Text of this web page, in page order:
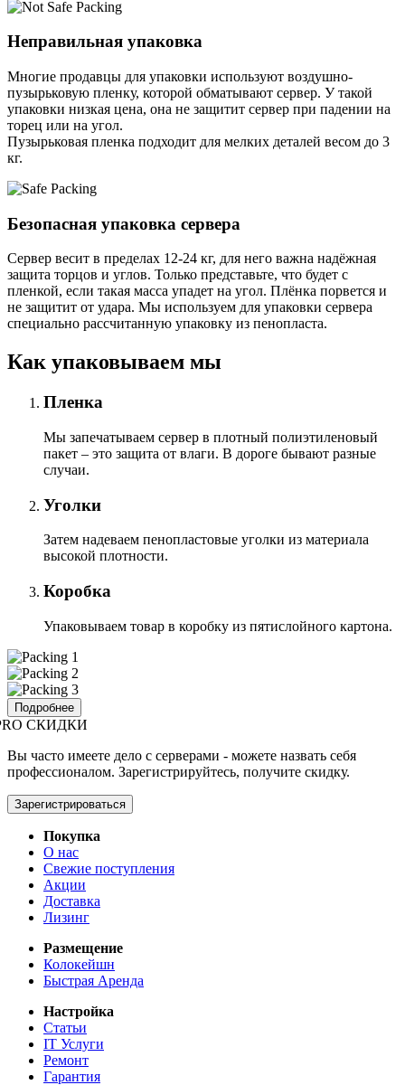
Неправильная упаковка
Многие продавцы для упаковки используют воздушно-
пузырьковую пленку, которой обматывают сервер. У такой
упаковки низкая цена, она не защитит сервер при падении на
торец или на угол.
Пузырьковая пленка подходит для мелких деталей весом до 3
кг.
Безопасная упаковка сервера
Сервер весит в пределах 12-24 кг, для него важна надёжная
защита торцов и углов. Только представьте, что будет с
пленкой, если такая масса упадет на угол. Плёнка порвется и
не защитит от удара. Мы используем для упаковки сервера
специально расcчитанную упаковку из пенопласта.
Как упаковываем мы
Пленка
Мы запечатываем сервер в плотный полиэтиленовый
пакет – это защита от влаги. В дороге бывают разные
случаи.
Уголки
Затем надеваем пенопластовые уголки из материала
высокой плотности.
Коробка
Упаковываем товар в коробку из пятислойного картона.
Подробнее
СКИДКИ
Вы часто имеете дело с серверами - можете назвать себя
профессионалом. Зарегистрируйтесь, получите скидку.
Зарегистрироваться
Покупка
О нас
Свежие поступления
Акции
Доставка
Лизинг
Размещение
Колокейшн
Быстрая Аренда
Настройка
Статьи
IT Услуги
Ремонт
Гарантия